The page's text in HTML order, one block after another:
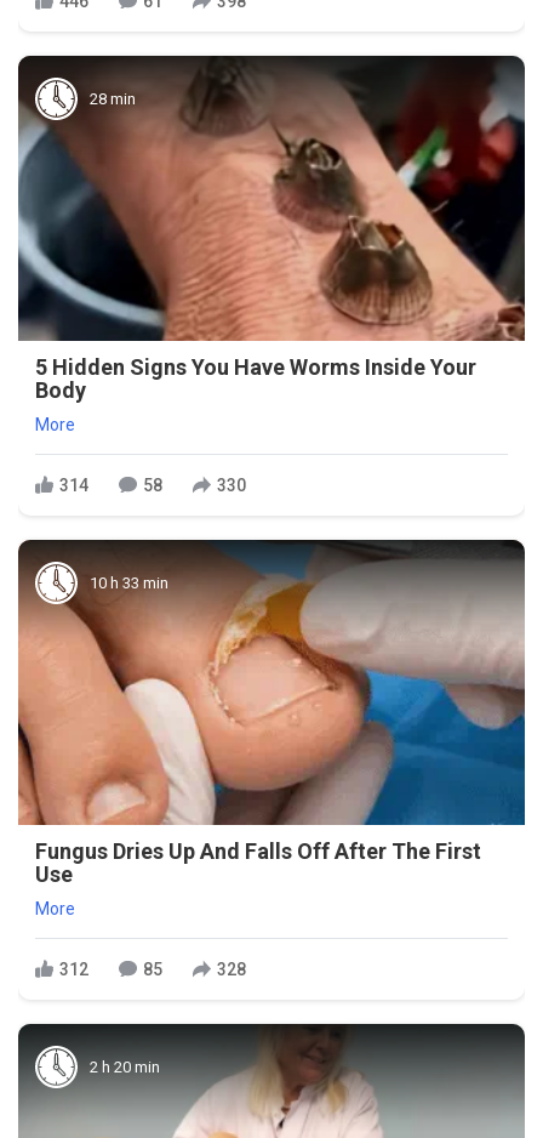
28 min
5 Hidden Signs You Have Worms Inside Your
Body
More
314 58 330
10 h 33 min
Fungus Dries Up And Falls Off After The First
Use
More
312 85 328
2 h 20 min